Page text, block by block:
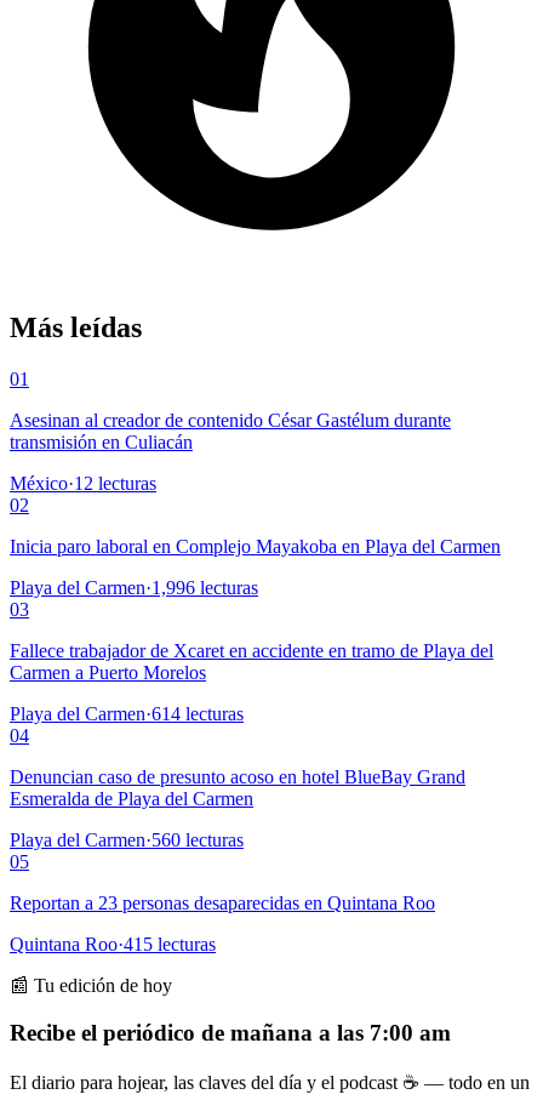
Más leídas
01
Asesinan al creador de contenido César Gastélum durante
transmisión en Culiacán
México·12 lecturas
02
Inicia paro laboral en Complejo Mayakoba en Playa del Carmen
Playa del Carmen·1,996 lecturas
03
Fallece trabajador de Xcaret en accidente en tramo de Playa del
Carmen a Puerto Morelos
Playa del Carmen·614 lecturas
04
Denuncian caso de presunto acoso en hotel BlueBay Grand
Esmeralda de Playa del Carmen
Playa del Carmen·560 lecturas
05
Reportan a 23 personas desaparecidas en Quintana Roo
Quintana Roo·415 lecturas
📰 Tu edición de hoy
Recibe el periódico de mañana a las 7:00 am
El diario para hojear, las claves del día y el podcast ☕ — todo en un